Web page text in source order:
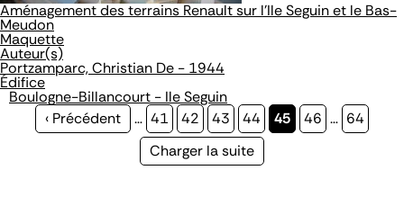
Aménagement des terrains Renault sur l'Ile Seguin et le Bas-
Meudon
Maquette
Auteur(s)
Portzamparc, Christian De - 1944
Édifice
Boulogne-Billancourt - Ile Seguin
Page
‹ Précédent … Page
41 Page
42 Page
43 Page
44
Page
45 Page
46 … Page
64
Page
Charger la suite